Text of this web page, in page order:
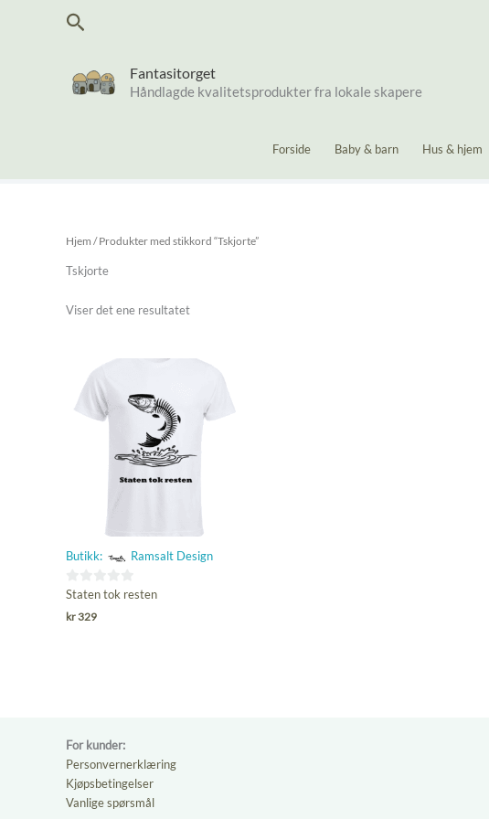
Søk
Fantasitorget
Håndlagde kvalitetsprodukter fra lokale skapere
Forside Baby & barn Hus & hjem
Hjem / Produkter med stikkord “Tskjorte”
Tskjorte
Viser det ene resultatet
Butikk: Ramsalt Design
0
ut
Staten tok resten
kr329
For kunder:
Personvernerklæring
Kjøpsbetingelser
Vanlige spørsmål